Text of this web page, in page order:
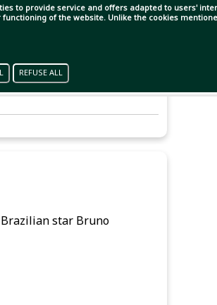
to provide service and offers adapted to users'
of the website. Unlike the cookies
REFUSE ALL
star Bruno